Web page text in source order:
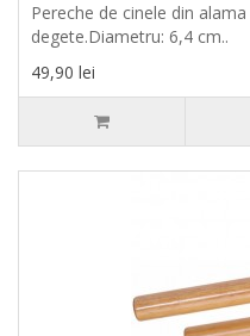
Pereche de cinele din
degete.Diametru: 6,4 cm..
49,90 lei